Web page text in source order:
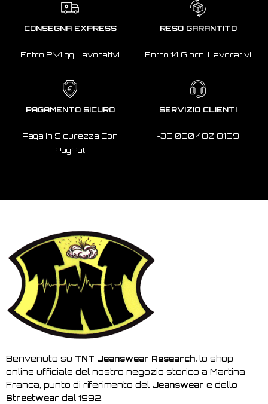
CONSEGNA EXPRESS
Entro 2\4 gg Lavorativi
RESO GARANTITO
Entro 14 Giorni Lavorativi
PAGAMENTO SICURO
Paga In Sicurezza Con
PayPal
SERVIZIO CLIENTI
+39 080 480 8199
Benvenuto su TNT Jeanswear Research, lo shop
online ufficiale del nostro negozio storico a Martina
Franca, punto di riferimento del Jeanswear e dello
Streetwear dal 1992.